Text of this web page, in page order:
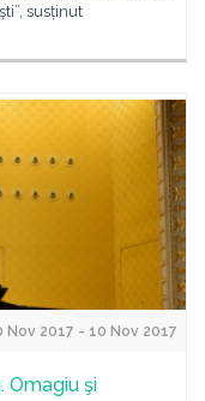
susținut
Nov 2017 - 10 Nov 2017
Omagiu şi